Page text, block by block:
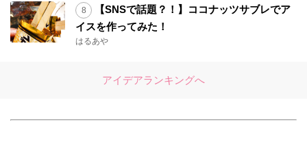
【SNSで話題？！】ココナッツサブレでア
イスを作ってみた！
はるあや
アイデアランキングへ